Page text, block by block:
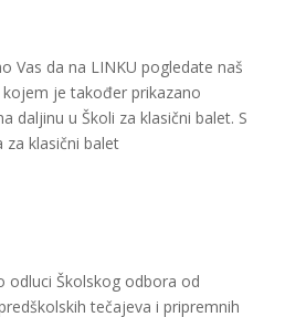
Vas da na LINKU pogledate naš
je također prikazano
daljinu u Školi za klasični balet. S
klasični balet
odluci Školskog odbora od
tečajeva i pripremnih